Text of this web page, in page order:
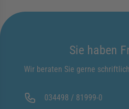
Sie haben
Wir beraten Sie gerne
034498 / 81999-0